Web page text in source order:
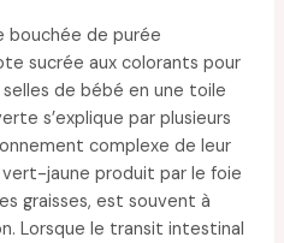
bouchée de purée
sucrée aux colorants pour
de bébé en une toile
s’explique par plusieurs
complexe de leur
jaune produit par le foie
graisses, est souvent à
Lorsque le transit intestinal